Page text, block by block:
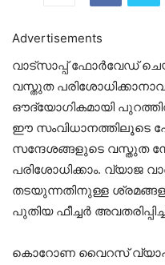
Advertisements
വാട്സാപ്പ് ഫോർവേഡ്
വസ്തുത
ഔദ്യോഗികമായി
ഈ സംവിധാനത്തിലൂടെ
സന്ദേശങ്ങളുടെ വസ്തുത
പരിശോധിക്കാം. വ്യാജ
തടയുന്നതിനുള്ള
പുതിയ ഫീച്ചർ
കൊറോണ വൈറസ്